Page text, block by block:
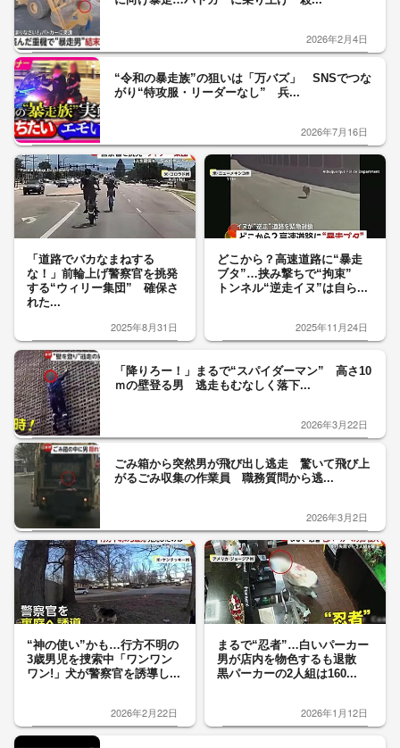
2026年2月4日
“令和の暴走族”の狙いは「万バズ」 SNSでつな
がり“特攻服・リーダーなし” 兵...
2026年7月16日
「道路でバカなまねする
な！」前輪上げ警察官を挑発
する“ウィリー集団” 確保さ
れた...
2025年8月31日
どこから？高速道路に“暴走
ブタ”…挟み撃ちで“拘束”
トンネル“逆走イヌ”は自ら...
2025年11月24日
「降りろー！」まるで“スパイダーマン” 高さ10
ｍの壁登る男 逃走もむなしく落下...
2026年3月22日
ごみ箱から突然男が飛び出し逃走 驚いて飛び上
がるごみ収集の作業員 職務質問から逃...
2026年3月2日
“神の使い”かも…行方不明の
3歳男児を捜索中「ワンワン
ワン!」犬が警察官を誘導し...
2026年2月22日
まるで“忍者”…白いパーカー
男が店内を物色するも退散
黒パーカーの2人組は160...
2026年1月12日